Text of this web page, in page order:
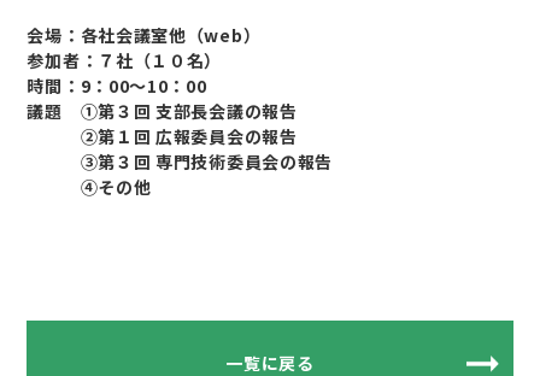
会場：各社会議室他（web）
参加者：７社（１０名）
時間：9：00～10：00
議題 ①第３回 支部長会議の報告
②第１回 広報委員会の報告
③第３回 専門技術委員会の報告
④その他
一覧に戻る